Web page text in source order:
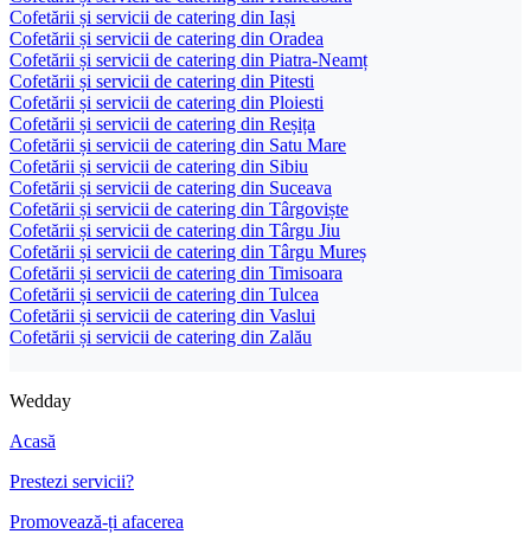
Cofetării și servicii de catering din Iași
Cofetării și servicii de catering din Oradea
Cofetării și servicii de catering din Piatra-Neamț
Cofetării și servicii de catering din Pitesti
Cofetării și servicii de catering din Ploiesti
Cofetării și servicii de catering din Reșița
Cofetării și servicii de catering din Satu Mare
Cofetării și servicii de catering din Sibiu
Cofetării și servicii de catering din Suceava
Cofetării și servicii de catering din Târgoviște
Cofetării și servicii de catering din Târgu Jiu
Cofetării și servicii de catering din Târgu Mureș
Cofetării și servicii de catering din Timisoara
Cofetării și servicii de catering din Tulcea
Cofetării și servicii de catering din Vaslui
Cofetării și servicii de catering din Zalău
Wedday
Acasă
Prestezi servicii?
Promovează-ți afacerea